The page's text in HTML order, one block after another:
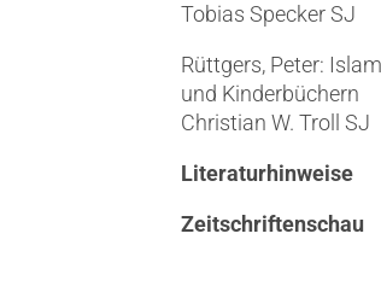
Tobias Specker SJ
Rüttgers, Peter:
und Kinderbüchern
Christian W. Troll SJ
Literaturhinweise
Zeitschriftenschau